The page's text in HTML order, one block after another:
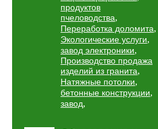
продуктов
пчеловодства,
Переработка доломита,
Экологические услуги,
завод электроники,
Производство продажа
изделий из гранита,
Натяжные потолки,
бетонные конструкции,
завод,